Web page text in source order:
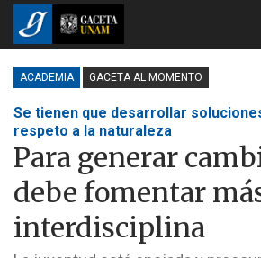
ACADEMIA GACETA AL MOMENTO
Se tienen que desarrollar
respeto a la naturaleza
Para generar
debe fomentar
interdisciplina